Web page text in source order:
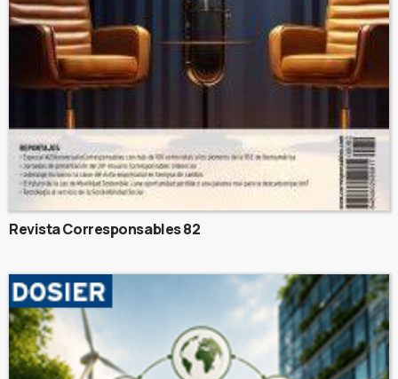
Revista Corresponsables 82